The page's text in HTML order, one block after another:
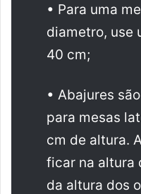
• Para uma
diametro, use
40 cm;
• Abajures
para mesas
cm de altura.
ficar na altura
da altura dos